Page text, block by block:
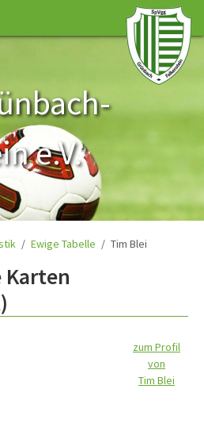
e.V.
Ewige Tabelle Tim Blei
Karten
zum Profil
von
Tim Blei